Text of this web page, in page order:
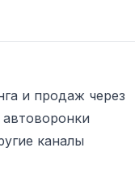
и продаж через
каналы